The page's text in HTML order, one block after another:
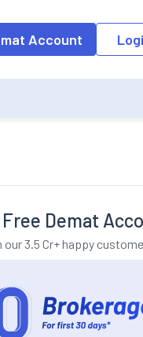
input field, the
Account
Demat
our 3.5 Cr+ happy